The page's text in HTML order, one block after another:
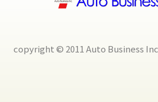
copyright © 2011 Auto Business